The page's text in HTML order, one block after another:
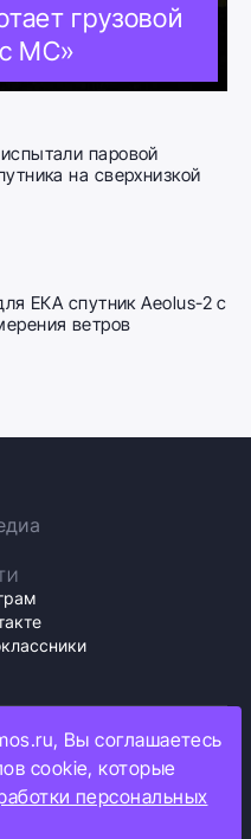
грузовой
МС»
паровой
на сверхнизкой
ЕКА спутник Aeolus-2 с
ветров
данных
Вы соглашаетесь
cookie, которые
персональных